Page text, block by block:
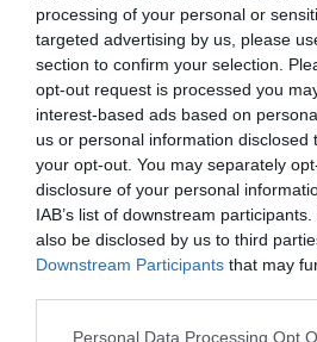
processing of your personal or
targeted advertising by us, please
section to confirm your selection.
opt-out request is processed you
interest-based ads based on
us or personal information disclosed
your opt-out. You may separately
disclosure of your personal
IAB’s list of downstream
also be disclosed by us to third
Downstream Participants that may
Please note that this website/app
Personal Data Processing Opt
Conheça as propostas da